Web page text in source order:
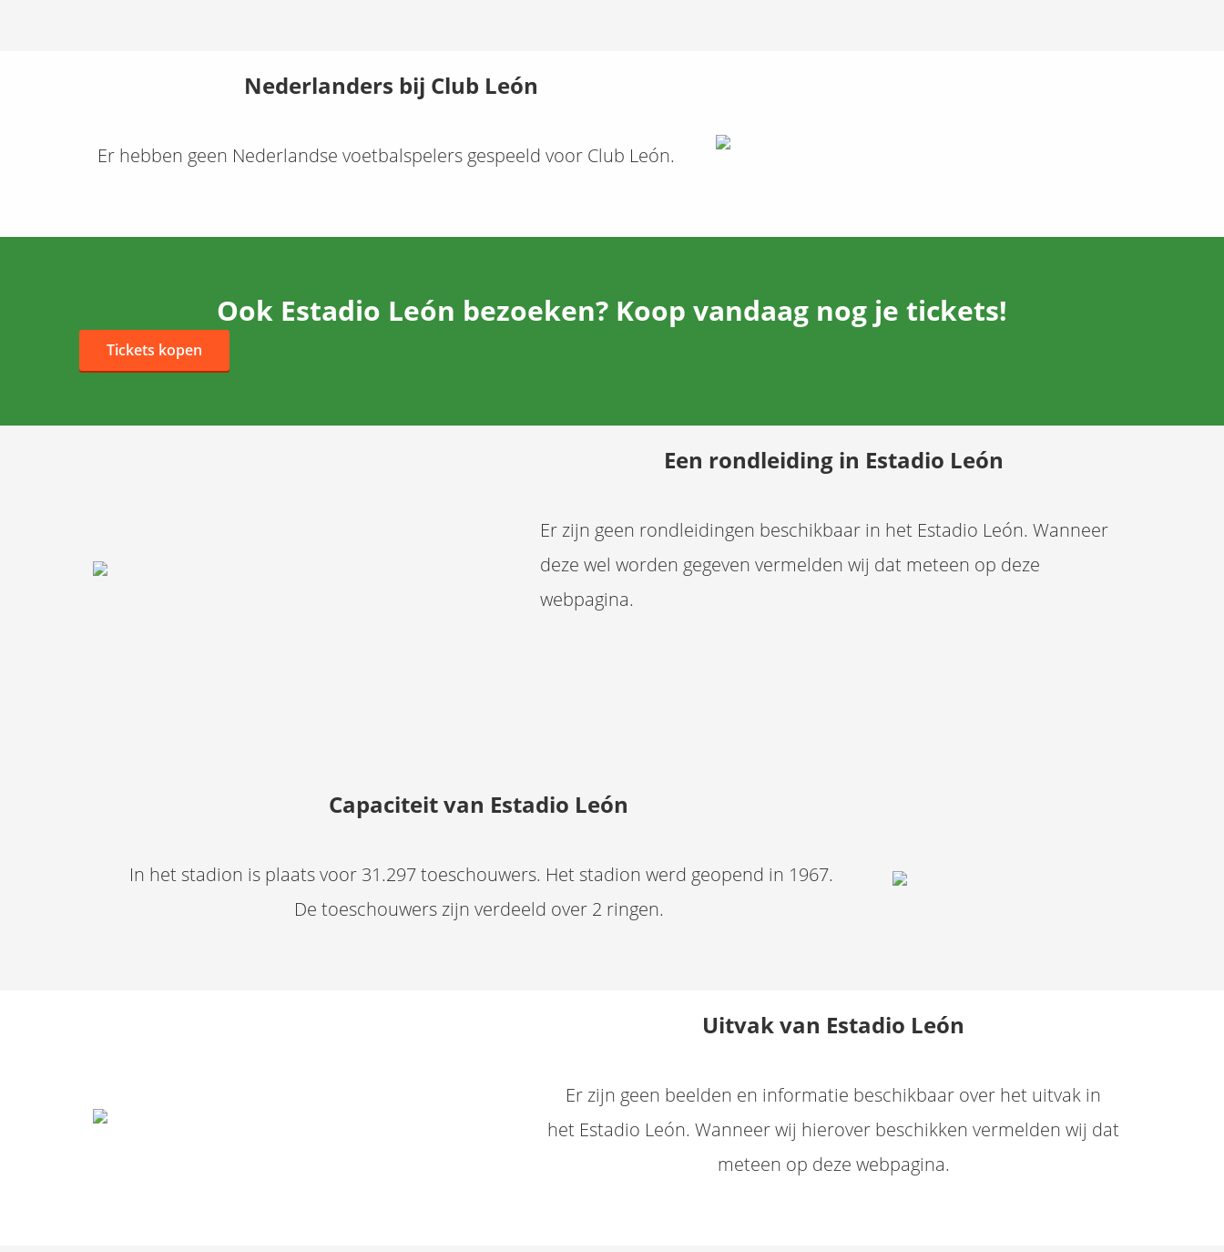
Nederlanders bij Club León
Er hebben geen Nederlandse voetbalspelers gespeeld voor Club León.
Ook Estadio León bezoeken? Koop vandaag nog je tickets!
Tickets kopen
Een rondleiding in Estadio León
Er zijn geen rondleidingen beschikbaar in het Estadio León. Wanneer
deze wel worden gegeven vermelden wij dat meteen op deze
webpagina.
Capaciteit van Estadio León
In het stadion is plaats voor 31.297 toeschouwers. Het stadion werd geopend in 1967.
De toeschouwers zijn verdeeld over 2 ringen.
Uitvak van Estadio León
Er zijn geen beelden en informatie beschikbaar over het uitvak in
het Estadio León. Wanneer wij hierover beschikken vermelden wij dat
meteen op deze webpagina.